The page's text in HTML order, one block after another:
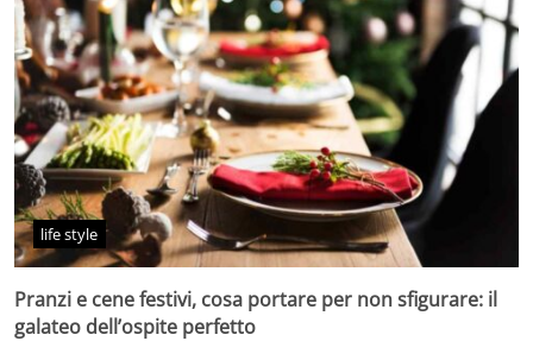
life style
Pranzi e cene festivi, cosa portare per non sfigurare: il
galateo dell’ospite perfetto